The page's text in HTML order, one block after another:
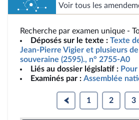
Voir tous les
Recherche par examen unique -
Déposés sur le texte : Texte
Jean-Pierre Vigier et plusieurs
souveraine (2595)., n° 2755-A0
Liés au dossier législatif :
Examinés par : Assemblée
1 2 3